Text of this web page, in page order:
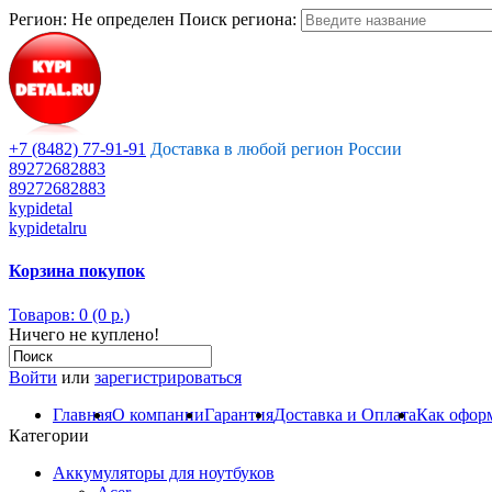
Регион: Не определен Поиск региона:
+7 (8482) 77-91-91 Доставка в любой регион России
89272682883
89272682883
kypidetal
kypidetalru
Корзина покупок
Товаров: 0 (0 р.)
Ничего не куплено!
Войти или зарегистрироваться
ГлавнаяО компанииГарантияДоставка и ОплатаКак
Категории
Аккумуляторы для ноутбуков